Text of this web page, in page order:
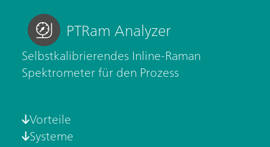
PTRam Analyzer
Selbstkalibrierendes Inline-Raman
Spektrometer für den Prozess
Vorteile
Systeme